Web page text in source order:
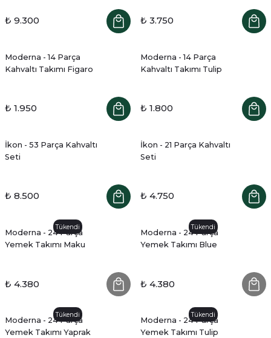
₺ 9.300 ₺ 3.750
Moderna - 14 Parça
Kahvaltı Takımı Figaro
₺ 1.950
Moderna - 14 Parça
Kahvaltı Takımı Tulip
₺ 1.800
İkon - 53 Parça Kahvaltı
Seti
₺ 8.500
İkon - 21 Parça Kahvaltı
Seti
₺ 4.750
Tükendi
Moderna - 24 Parça
Yemek Takımı Maku
₺ 4.380
Tükendi
Moderna - 24 Parça
Yemek Takımı Blue
₺ 4.380
Tükendi
Moderna - 24 Parça
Yemek Takımı Yaprak
Tükendi
Moderna - 24 Parça
Yemek Takımı Tulip